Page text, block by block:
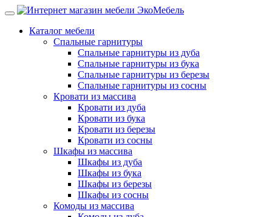
Каталог мебели
Спальные гарнитуры
Спальные гарнитуры из дуба
Спальные гарнитуры из бука
Спальные гарнитуры из березы
Спальные гарнитуры из сосны
Кровати из массива
Кровати из дуба
Кровати из бука
Кровати из березы
Кровати из сосны
Шкафы из массива
Шкафы из дуба
Шкафы из бука
Шкафы из березы
Шкафы из сосны
Комоды из массива